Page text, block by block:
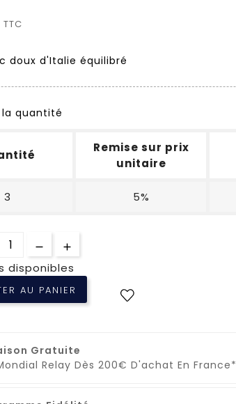
TTC
doux d'Italie équilibré
la quantité
Remise sur prix
unitaire
3 5%
disponibles
AU PANIER
Gratuite
Relay Dès 200€ D'achat En France*